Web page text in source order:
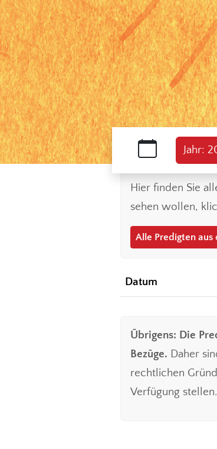
Jahr:
Hier finden Sie
sehen wollen,
Alle Predigten
Datum
Übrigens: Die
Bezüge. Daher
rechtlichen
Verfügung stellen.